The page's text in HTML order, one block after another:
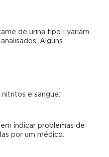
de urina tipo I variam
Alguns
nitritos e sangue:
indicar problemas de
por um médico.